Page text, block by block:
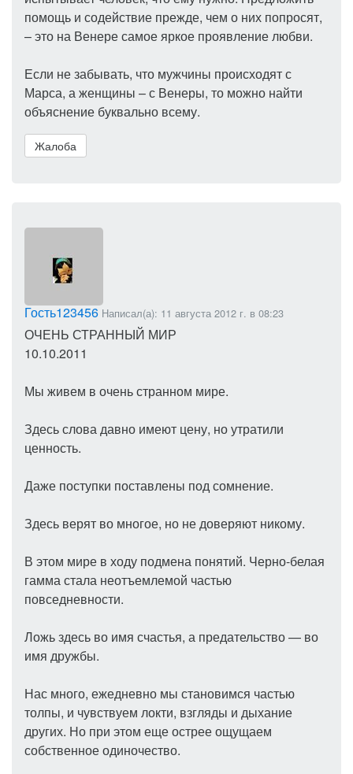
помощь и содействие прежде, чем о них попросят,
– это на Венере самое яркое проявление любви.
Если не забывать, что мужчины происходят с
Марса, а женщины – с Венеры, то можно найти
объяснение буквально всему.
Жалоба
Гость123456 Написал(а): 11 августа 2012 г. в 08:23
ОЧЕНЬ СТРАННЫЙ МИР
10.10.2011
Мы живем в очень странном мире.
Здесь слова давно имеют цену, но утратили
ценность.
Даже поступки поставлены под сомнение.
Здесь верят во многое, но не доверяют никому.
В этом мире в ходу подмена понятий. Черно-белая
гамма стала неотъемлемой частью
повседневности.
Ложь здесь во имя счастья, а предательство — во
имя дружбы.
Нас много, ежедневно мы становимся частью
толпы, и чувствуем локти, взгляды и дыхание
других. Но при этом еще острее ощущаем
собственное одиночество.